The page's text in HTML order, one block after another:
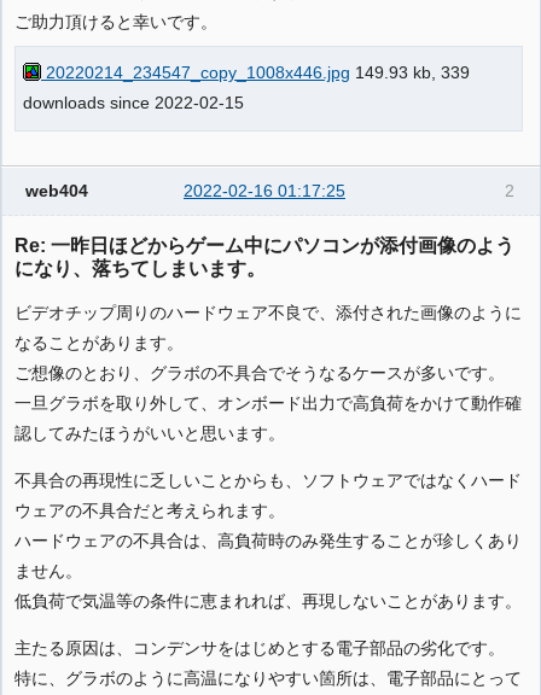
ご助力頂けると幸いです。
20220214_234547_copy_1008x446.jpg 149.93 kb, 339
downloads since 2022-02-15
2
web404 2022-02-16 01:17:25
Re: 一昨日ほどからゲーム中にパソコンが添付画像のよう
になり、落ちてしまいます。
ビデオチップ周りのハードウェア不良で、添付された画像のように
なることがあります。
ご想像のとおり、グラボの不具合でそうなるケースが多いです。
一旦グラボを取り外して、オンボード出力で高負荷をかけて動作確
認してみたほうがいいと思います。
不具合の再現性に乏しいことからも、ソフトウェアではなくハード
ウェアの不具合だと考えられます。
ハードウェアの不具合は、高負荷時のみ発生することが珍しくあり
ません。
低負荷で気温等の条件に恵まれれば、再現しないことがあります。
主たる原因は、コンデンサをはじめとする電子部品の劣化です。
特に、グラボのように高温になりやすい箇所は、電子部品にとって